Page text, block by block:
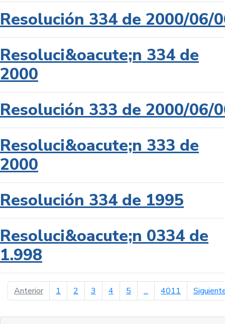
Resolución 334 de 2000/06/
Resoluci&oacute;n 334 de
2000
Resolución 333 de 2000/06/
Resoluci&oacute;n 333 de
2000
Resolución 334 de 1995
Resoluci&oacute;n 0334 de
1.998
Anteriorpágina anterior
1 2 3 4 5 ... 4011